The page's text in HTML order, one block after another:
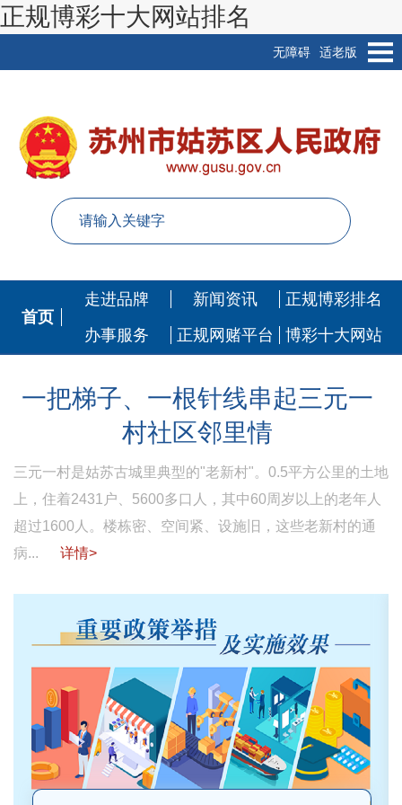
正规博彩十大网站排名
适老版
无障碍
首页
走进品牌 新闻资讯
正规博彩排名
办事服务
正规网赌平台 博彩十大网站
一把梯子、一根针线串起三元一
村社区邻里情
三元一村是姑苏古城里典型的"老新村"。0.5平方公里的土地
上，住着2431户、5600多口人，其中60周岁以上的老年人
超过1600人。楼栋密、空间紧、设施旧，这些老新村的通
病...
详情>